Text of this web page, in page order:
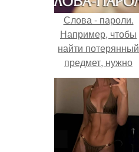
Слова - пароли.
Например, чтобы
найти потерянный
предмет, нужно
повторять вслух
или про себя
краткое
утверждение:
"Вместе Обрести
Сейчас".